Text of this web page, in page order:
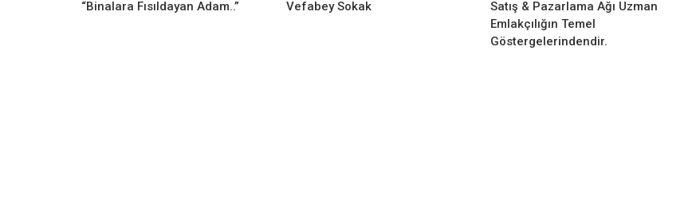
“Binalara Fısıldayan Adam..” Vefabey Sokak
Satış & Pazarlama Ağı Uzman
Emlakçılığın Temel
Göstergelerindendir.